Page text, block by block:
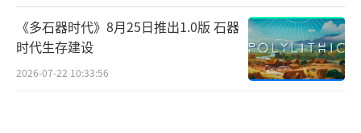
此外，开发团队还分享了PC版技术细节：
《多石器时代》8月25日推出1.0版 石器
时代生存建设
2026-07-22 10:33:56